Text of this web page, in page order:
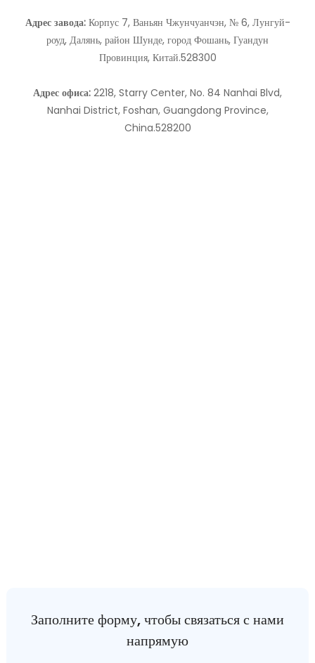
Адрес завода:Корпус 7, Ваньян Чжунчуанчэн, № 6, Лунгуй-
роуд, Далянь, район Шунде, город Фошань, Гуандун
Провинция, Китай.528300
Адрес офиса: 2218, Starry Center, No. 84 Nanhai Blvd,
Nanhai District, Foshan, Guangdong Province,
China.528200
Заполните форму, чтобы связаться с нами
напрямую